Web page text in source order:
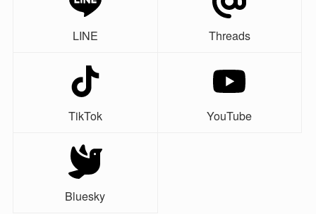
LINE Threads
TikTok YouTube
Bluesky